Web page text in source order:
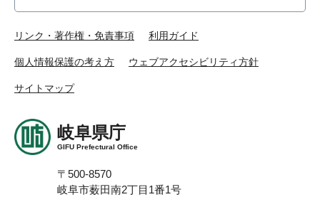
リンク・著作権・免責事項 利用ガイド
個人情報保護の考え方 ウェブアクセシビリティ方針
サイトマップ
岐阜県庁
GIFU Prefectural Office
〒500-8570
岐阜市薮田南2丁目1番1号